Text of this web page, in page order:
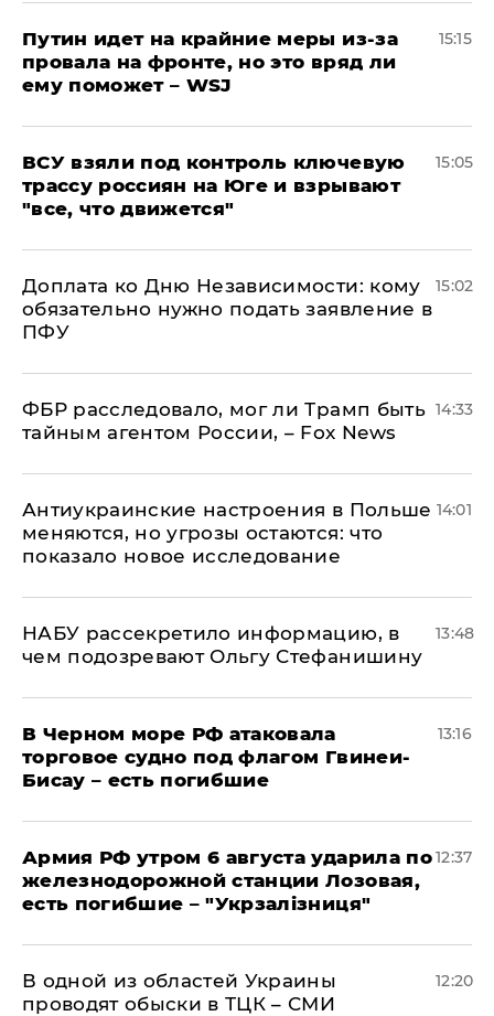
Путин идет на крайние меры из-за
провала на фронте, но это вряд ли
ему поможет – WSJ
15:15
ВСУ взяли под контроль ключевую
трассу россиян на Юге и взрывают
"все, что движется"
15:05
Доплата ко Дню Независимости: кому
обязательно нужно подать заявление в
ПФУ
15:02
ФБР расследовало, мог ли Трамп быть
тайным агентом России, – Fox News
14:33
Антиукраинские настроения в Польше
меняются, но угрозы остаются: что
показало новое исследование
14:01
НАБУ рассекретило информацию, в
чем подозревают Ольгу Стефанишину
13:48
В Черном море РФ атаковала
торговое судно под флагом Гвинеи-
Бисау – есть погибшие
13:16
Армия РФ утром 6 августа ударила по
железнодорожной станции Лозовая,
есть погибшие – "Укрзалізниця"
12:37
В одной из областей Украины
проводят обыски в ТЦК – СМИ
12:20